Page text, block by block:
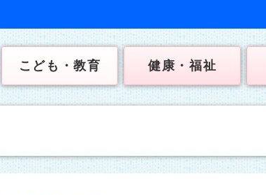
こども・教育 健康・福祉